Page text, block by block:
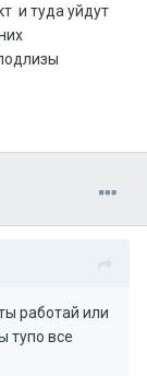
и туда уйдут
работай или
тупо все